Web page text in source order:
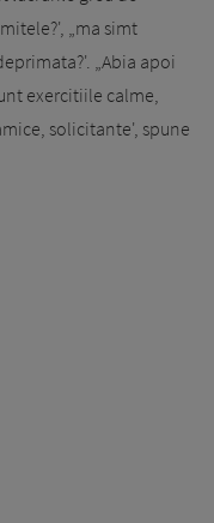
„ma simt
„Abia apoi
exercitiile calme,
solicitante', spune